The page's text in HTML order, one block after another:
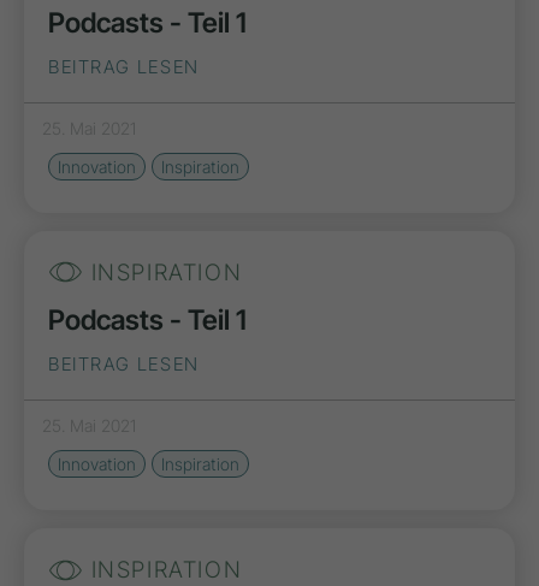
Podcasts - Teil 1
BEITRAG LESEN
25. Mai 2021
Innovation
Inspiration
INSPIRATION
Podcasts - Teil 1
BEITRAG LESEN
25. Mai 2021
Innovation
Inspiration
INSPIRATION